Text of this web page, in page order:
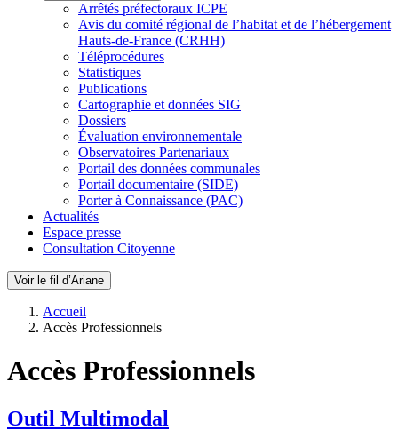
Arrêtés préfectoraux ICPE
Avis du comité régional de l’habitat et de l’hébergement
Hauts-de-France (CRHH)
Téléprocédures
Statistiques
Publications
Cartographie et données SIG
Dossiers
Évaluation environnementale
Observatoires Partenariaux
Portail des données communales
Portail documentaire (SIDE)
Porter à Connaissance (PAC)
Actualités
Espace presse
Consultation Citoyenne
Voir le fil d’Ariane
Accueil
Accès Professionnels
Accès Professionnels
Outil Multimodal